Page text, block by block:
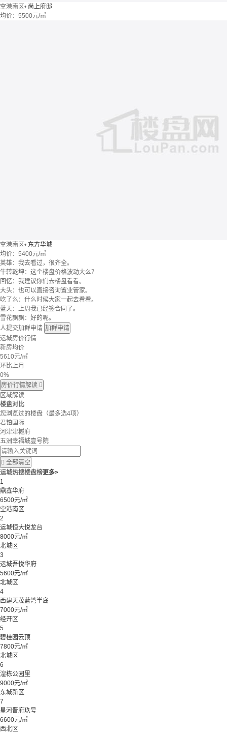
空港南区• 尚上府邸
均价： 5500元/㎡
空港南区• 东方华城
均价： 5400元/㎡
英雄：我去看过，很齐全。
牛转乾坤：这个楼盘价格波动大么？
回忆：我建议你们去楼盘看看。
大头：也可以直接咨询置业管家。
吃了么：什么时候大家一起去看看。
蓝天：上周我已经签合同了。
雪花飘飘：好的呢。
人提交加群申请 加群申请
运城房价行情
新房均价
5610元/㎡
环比上月
0%
房价行情解读 
区域解读
楼盘对比
您浏览过的楼盘 （最多选4项）
君铂国际
河津津樾府
五洲幸福城壹号院
 全部清空
运城热搜楼盘榜更多>
1
鼎鑫华府
6500元/㎡
空港南区
2
运城恒大悦龙台
8000元/㎡
北城区
3
运城吾悦华府
5600元/㎡
北城区
4
西建天茂蓝湾半岛
7000元/㎡
经开区
5
碧桂园云顶
7800元/㎡
北城区
6
湟栋公园里
9000元/㎡
东城新区
7
星河晋府玖号
6600元/㎡
西北区